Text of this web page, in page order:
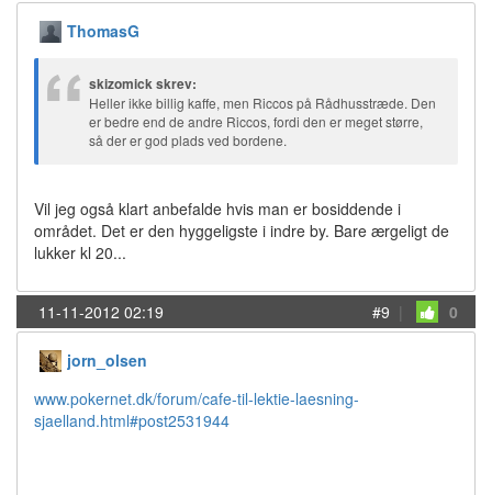
ThomasG
skizomick skrev:
Heller ikke billig kaffe, men Riccos på Rådhusstræde. Den
er bedre end de andre Riccos, fordi den er meget større,
så der er god plads ved bordene.
Vil jeg også klart anbefalde hvis man er bosiddende i
området. Det er den hyggeligste i indre by. Bare ærgeligt de
lukker kl 20...
11-11-2012 02:19 #9 | 0
jorn_olsen
www.pokernet.dk/forum/cafe-til-lektie-laesning-
sjaelland.html#post2531944